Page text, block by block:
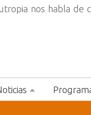
nos habla de